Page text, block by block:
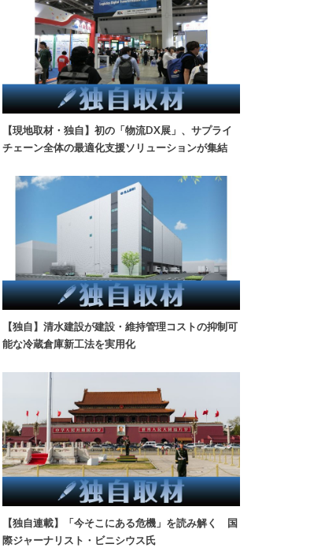
【現地取材・独自】初の「物流DX展」、サプライ
チェーン全体の最適化支援ソリューションが集結
【独自】清水建設が建設・維持管理コストの抑制可
能な冷蔵倉庫新工法を実用化
【独自連載】「今そこにある危機」を読み解く 国
際ジャーナリスト・ビニシウス氏